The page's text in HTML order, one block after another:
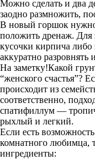
Можно сделать и два
заодно размножить,
В новый горшок нужно
положить дренаж. Для
кусочки кирпича
аккуратно разровнять
На заметку!Какой
“женского счастья”?
происходит из
соответственно,
спатифиллум —
рыхлый и легкий.
Если есть
комнатного любимца,
ингредиенты: